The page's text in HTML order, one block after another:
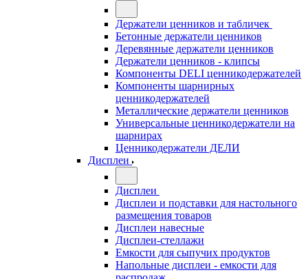
Держатели ценников и табличек
Бетонные держатели ценников
Деревянные держатели ценников
Держатели ценников - клипсы
Компоненты DELI ценникодержателей
Компоненты шарнирных
ценникодержателей
Металлические держатели ценников
Универсальные ценникодержатели на
шарнирах
Ценникодержатели ДЕЛИ
Дисплеи
Дисплеи
Дисплеи и подставки для настольного
размещения товаров
Дисплеи навесные
Дисплеи-стеллажи
Емкости для сыпучих продуктов
Напольные дисплеи - емкости для